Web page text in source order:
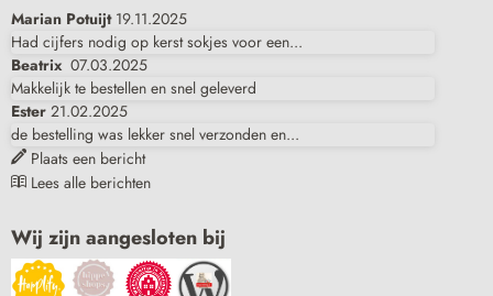
Marian Potuijt 19.11.2025
Had cijfers nodig op kerst sokjes voor een...
Beatrix 07.03.2025
Makkelijk te bestellen en snel geleverd
Ester 21.02.2025
de bestelling was lekker snel verzonden en...
Plaats een bericht
Lees alle berichten
Wij zijn aangesloten bij